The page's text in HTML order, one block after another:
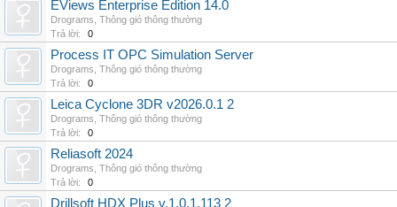
EViews Enterprise Edition 14.0
Drograms Thông gió thông thường
Trả lời:
0
Process IT OPC Simulation Server
Drograms Thông gió thông thường
Trả lời:
0
Leica Cyclone 3DR v2026.0.1 2
Drograms Thông gió thông thường
Trả lời:
0
Reliasoft 2024
Drograms Thông gió thông thường
Trả lời:
0
Drillsoft HDX Plus v.1.0.1.113 2